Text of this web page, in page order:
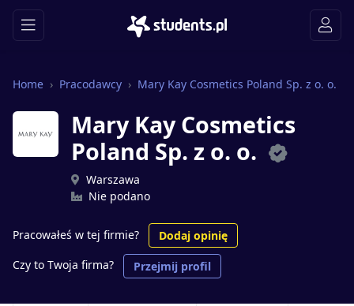
Home Pracodawcy Mary Kay Cosmetics Poland Sp. z o. o.
Mary Kay Cosmetics
Poland Sp. z o. o.
Warszawa
Nie podano
Pracowałeś w tej firmie?
Dodaj opinię
Czy to Twoja firma?
Przejmij profil